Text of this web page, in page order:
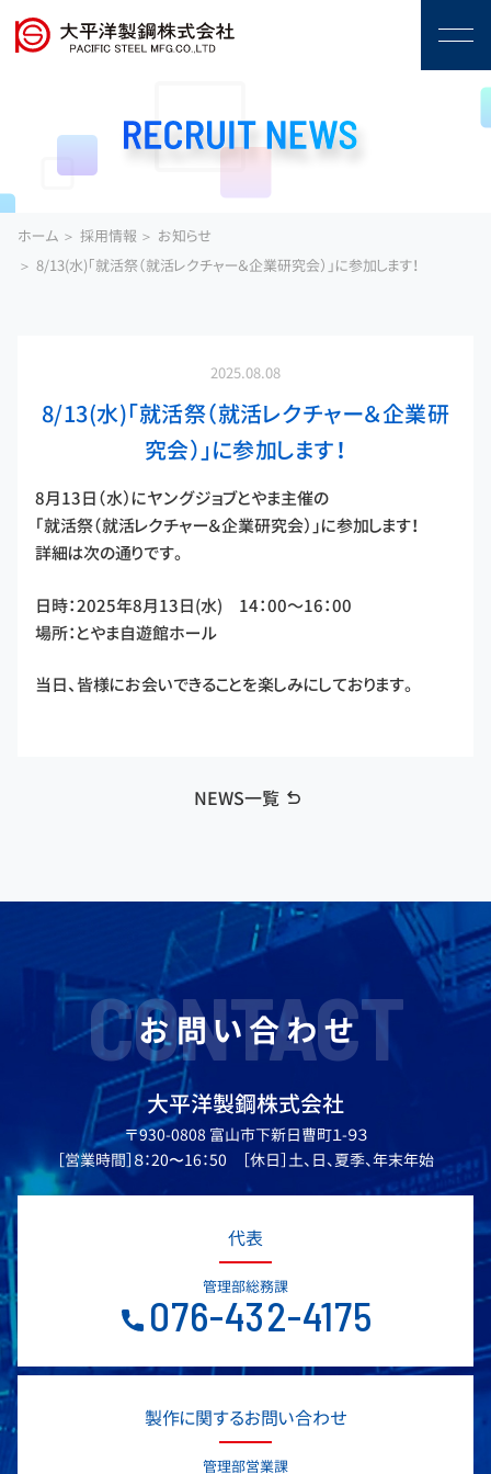
ホーム 採用情報
お知らせ
8/13(水)「就活祭（就活レクチャー＆企業研究会）」に参加します！
2025.08.08
8/13(水)「就活祭（就活レクチャー＆企業研
究会）」に参加します！
8月13日（水）にヤングジョブとやま主催の
「就活祭（就活レクチャー＆企業研究会）」に参加します！
詳細は次の通りです。
日時：2025年8月13日(水) 14：00～16：00
場所：とやま自遊館ホール
当日、皆様にお会いできることを楽しみにしております。
NEWS一覧
CONTACT
お問い合わせ
大平洋製鋼株式会社
〒930-0808 富山市下新日曹町１-９３
［営業時間］８：20〜16：50 ［休日］土、日、夏季、年末年始
代表
管理部総務課
076-432-4175
製作に関するお問い合わせ
管理部営業課